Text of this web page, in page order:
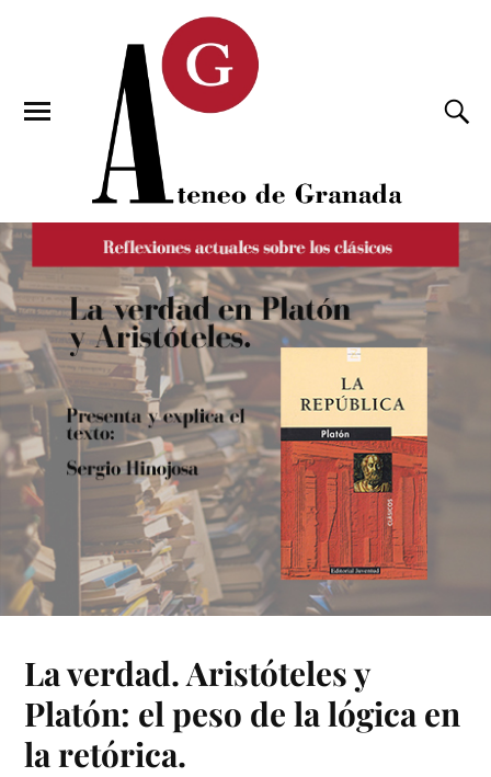
La verdad. Aristóteles y
Platón: el peso de la lógica en
la retórica.